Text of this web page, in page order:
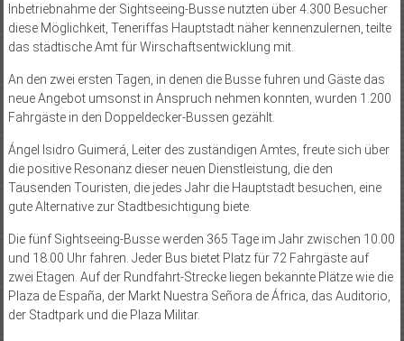
Inbetriebnahme der Sightseeing-Busse nutzten über 4.300 Besucher
diese Möglichkeit, Teneriffas Hauptstadt näher kennenzulernen, teilte
das städtische Amt für Wirschaftsentwicklung mit.
An den zwei ersten Tagen, in denen die Busse fuhren und Gäste das
neue Angebot umsonst in Anspruch nehmen konnten, wurden 1.200
Fahrgäste in den Doppeldecker-Bussen gezählt.
Ángel Isidro Guimerá, Leiter des zuständigen Amtes, freute sich über
die positive Resonanz dieser neuen Dienstleistung, die den
Tausenden Touristen, die jedes Jahr die Hauptstadt besuchen, eine
gute Alternative zur Stadtbesichtigung biete.
Die fünf Sightseeing-Busse werden 365 Tage im Jahr zwischen 10.00
und 18.00 Uhr fahren. Jeder Bus bietet Platz für 72 Fahrgäste auf
zwei Etagen. Auf der Rundfahrt-Strecke liegen bekannte Plätze wie die
Plaza de España, der Markt Nuestra Señora de África, das Auditorio,
der Stadtpark und die Plaza Militar.